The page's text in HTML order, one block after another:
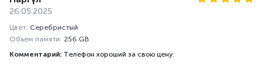
26.05.2025
Цвет: Серебристый
Объем памяти: 256 GB
Комментарий: Телефон хороший за свою цену.